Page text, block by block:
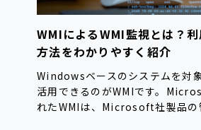
WMIによるWMI監視とは？
方法をわかりやすく紹介
Windowsベースのシステムを対
活用できるのがWMIです。
れたWMIは、Microsoft社製品